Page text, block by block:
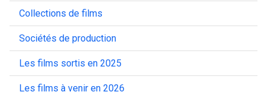
Collections de films
Sociétés de production
Les films sortis en 2025
Les films à venir en 2026